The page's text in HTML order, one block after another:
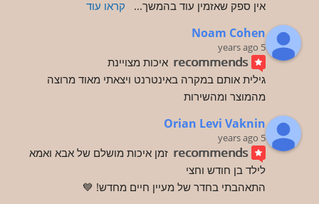
אין ספק שאזמין עוד בהמשך... קראו עוד
Noam Cohen
5 years ago
recommends איכות מצויינת
מהמוצר ומהשירות
Orian Levi Vaknin
5 years ago
recommends
לילד בן חודש וחצי
התאהבתי בחדר של מעיין חיים מחדש! 💙